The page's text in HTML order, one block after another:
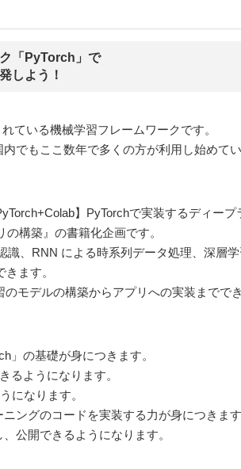
「PyTorch」で
しよう！
ている機械学習フレームワークです。
でもここ数年で多くの方が利用し始めてい
】PyTorchで実装するディープ
構築』の書籍化企画です。
識、RNN による時系列データ処理、深層
ます。
モデルの構築からアプリへの実装までで
」の基礎が身につきます。
るようになります。
になります。
ングのコードを実装する力が身につきます
公開できるようになります。